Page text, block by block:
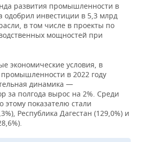
развития промышленности в
одобрил инвестиции в 5,3 млрд
в том числе в проекты по
мощностей при
экономические условия, в
в 2022 году
динамика —
за полгода вырос на 2%. Среди
этому показателю стали
Республика Дагестан (129,0%) и